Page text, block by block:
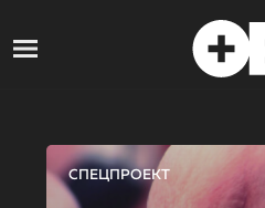
СПЕЦПРОЕКТ